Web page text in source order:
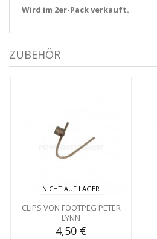
Wird im 2er-Pack verkauft.
ZUBEHÖR
NICHT AUF LAGER
CLIPS VON FOOTPEG PETER
LYNN
4,50 €